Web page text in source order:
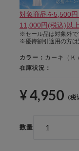
対象商品を5,500
11,000円(税込)以
※セール品は対象外で
※優待割引適用の方は
カラー： カーキ（Ｋ
在庫状況：
¥ 4,950 (税
数量